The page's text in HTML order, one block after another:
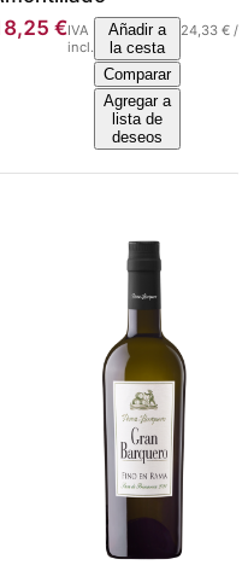
€IVA
incl.
24,33€/
Añadir a
la cesta
Comparar
Agregar a
lista de
deseos